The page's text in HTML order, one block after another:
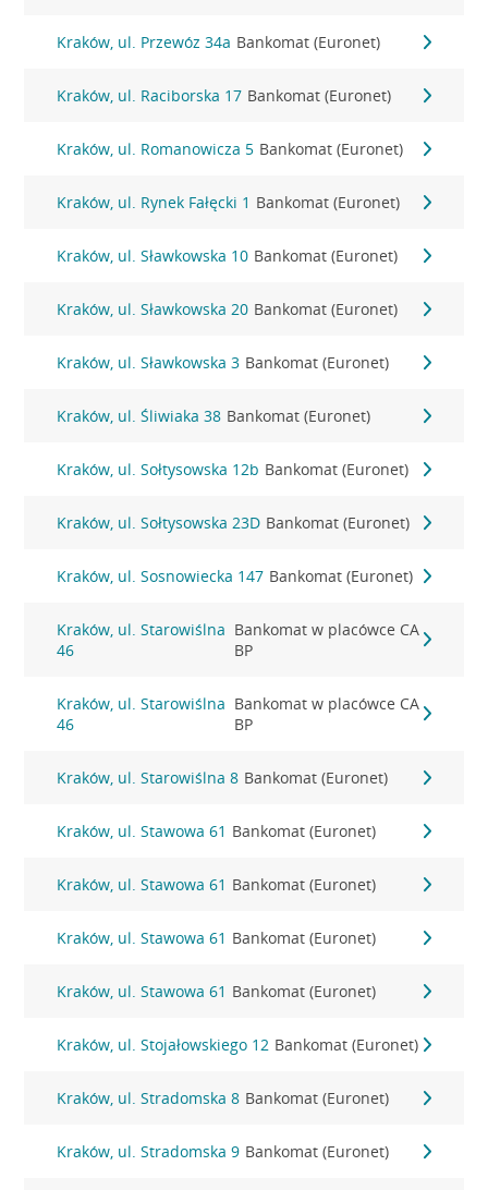
Kraków, ul. Przewóz 34a Bankomat (Euronet)
Kraków, ul. Raciborska 17 Bankomat (Euronet)
Kraków, ul. Romanowicza 5 Bankomat (Euronet)
Kraków, ul. Rynek Fałęcki 1 Bankomat (Euronet)
Kraków, ul. Sławkowska 10 Bankomat (Euronet)
Kraków, ul. Sławkowska 20 Bankomat (Euronet)
Kraków, ul. Sławkowska 3 Bankomat (Euronet)
Kraków, ul. Śliwiaka 38 Bankomat (Euronet)
Kraków, ul. Sołtysowska 12b Bankomat (Euronet)
Kraków, ul. Sołtysowska 23D Bankomat (Euronet)
Kraków, ul. Sosnowiecka 147 Bankomat (Euronet)
Kraków, ul. Starowiślna
46
Bankomat w placówce CA
BP
Kraków, ul. Starowiślna
46
Bankomat w placówce CA
BP
Kraków, ul. Starowiślna 8 Bankomat (Euronet)
Kraków, ul. Stawowa 61 Bankomat (Euronet)
Kraków, ul. Stawowa 61 Bankomat (Euronet)
Kraków, ul. Stawowa 61 Bankomat (Euronet)
Kraków, ul. Stawowa 61 Bankomat (Euronet)
Kraków, ul. Stojałowskiego 12 Bankomat (Euronet)
Kraków, ul. Stradomska 8 Bankomat (Euronet)
Kraków, ul. Stradomska 9 Bankomat (Euronet)